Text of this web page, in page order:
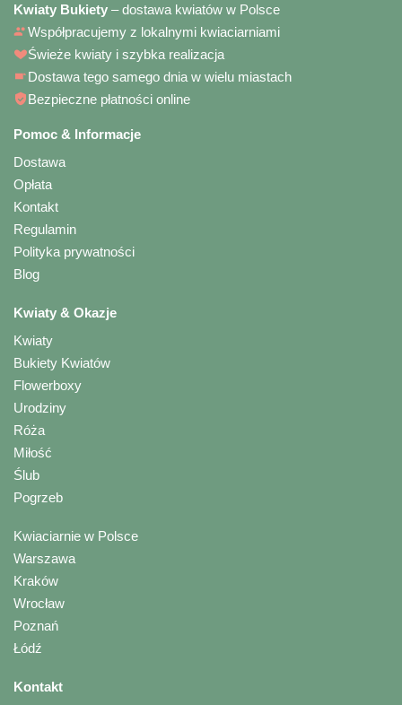
Kwiaty Bukiety – dostawa kwiatów w Polsce
Współpracujemy z lokalnymi kwiaciarniami
Świeże kwiaty i szybka realizacja
Dostawa tego samego dnia w wielu miastach
Bezpieczne płatności online
Pomoc & Informacje
Dostawa
Opłata
Kontakt
Regulamin
Polityka prywatności
Blog
Kwiaty & Okazje
Kwiaty
Bukiety Kwiatów
Flowerboxy
Urodziny
Róża
Miłość
Ślub
Pogrzeb
Kwiaciarnie w Polsce
Warszawa
Kraków
Wrocław
Poznań
Łódź
Kontakt